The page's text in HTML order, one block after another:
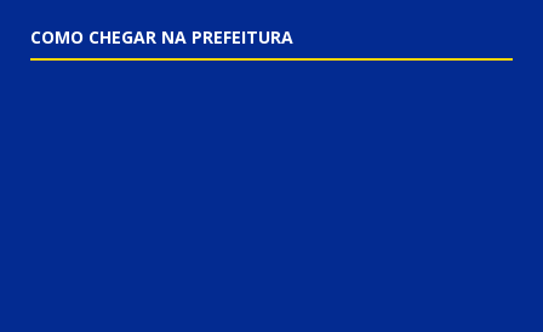
COMO CHEGAR NA PREFEITURA